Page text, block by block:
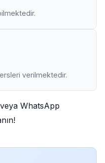
verilmektedir.
WhatsApp